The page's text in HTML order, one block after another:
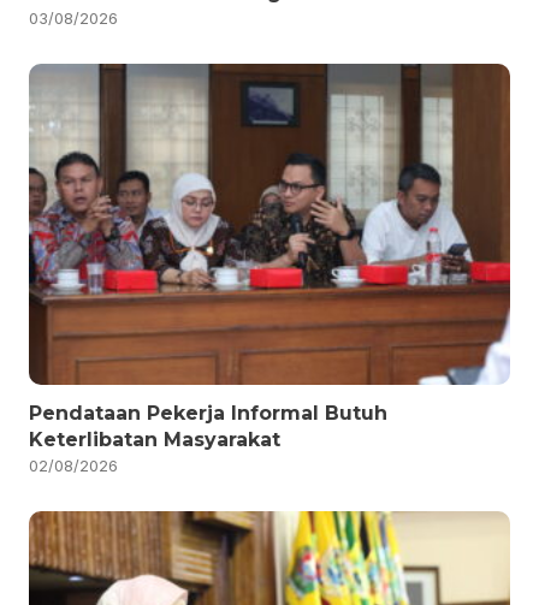
03/08/2026
Pendataan Pekerja Informal Butuh
Keterlibatan Masyarakat
02/08/2026